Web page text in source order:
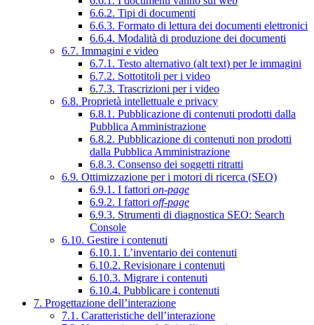
6.6.2. Tipi di documenti
6.6.3. Formato di lettura dei documenti elettronici
6.6.4. Modalità di produzione dei documenti
6.7. Immagini e video
6.7.1. Testo alternativo (alt text) per le immagini
6.7.2. Sottotitoli per i video
6.7.3. Trascrizioni per i video
6.8. Proprietà intellettuale e privacy
6.8.1. Pubblicazione di contenuti prodotti dalla
Pubblica Amministrazione
6.8.2. Pubblicazione di contenuti non prodotti
dalla Pubblica Amministrazione
6.8.3. Consenso dei soggetti ritratti
6.9. Ottimizzazione per i motori di ricerca (SEO)
6.9.1. I fattori on-page
6.9.2. I fattori off-page
6.9.3. Strumenti di diagnostica SEO: Search
Console
6.10. Gestire i contenuti
6.10.1. L’inventario dei contenuti
6.10.2. Revisionare i contenuti
6.10.3. Migrare i contenuti
6.10.4. Pubblicare i contenuti
7. Progettazione dell’interazione
7.1. Caratteristiche dell’interazione